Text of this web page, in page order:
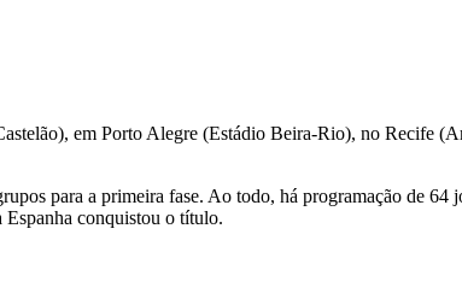
em Porto Alegre (Estádio Beira-Rio), no Recife
para a primeira fase. Ao todo, há programação de 64
Espanha conquistou o título.